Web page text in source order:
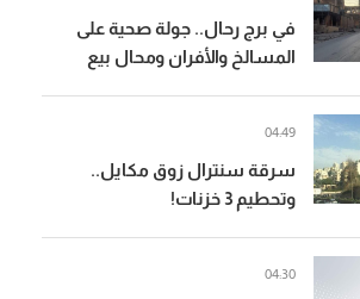
في برج رحال.. جولة صحية على
المسالخ والأفران ومحال بيع
سرقة سنترال زوق مكايل..
وتحطيم 3 خزنات!
04:49
04:30